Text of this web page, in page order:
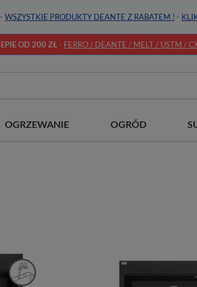
WSZYSTKIE PRODUKTY DEANTE Z RABATEM ! -
OD 200 ZŁ- FERRO / DEANTE / MELT / USTM /
OGRZEWANIE OGRÓD